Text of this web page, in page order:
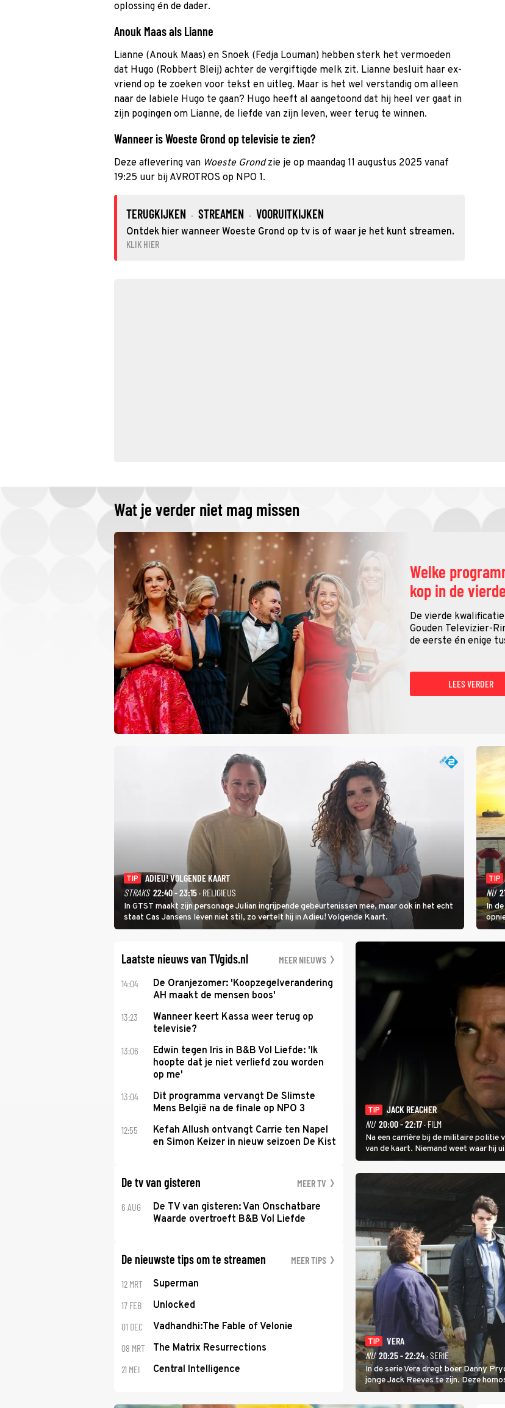
oplossing én de dader.
Anouk Maas als Lianne
Lianne (Anouk Maas) en Snoek (Fedja Louman) hebben sterk het vermoeden
dat Hugo (Robbert Bleij) achter de vergiftigde melk zit. Lianne besluit haar ex-
vriend op te zoeken voor tekst en uitleg. Maar is het wel verstandig om alleen
naar de labiele Hugo te gaan? Hugo heeft al aangetoond dat hij heel ver gaat in
zijn pogingen om Lianne, de liefde van zijn leven, weer terug te winnen.
Wanneer is Woeste Grond op televisie te zien?
Deze aflevering van Woeste Grondzie je op maandag 11 augustus 2025 vanaf
19:25 uur bij AVROTROS op NPO 1.
TERUGKIJKEN · STREAMEN · VOORUITKIJKEN
Ontdek hier wanneer Woeste Grond op tv is of waar je het kunt streamen.
KLIK HIER
Wat je verder niet mag missen
Welke
kop in de
De vierde
Gouden Televizier-
de eerste én enige
LEES VERDER
TIP
ADIEU! VOLGENDE KAART
STRAKS 22:40 - 23:15· RELIGIEUS
In GTST maakt zijn personage Julian ingrijpende gebeurtenissen mee, maar ook in het echt
staat Cas Jansens leven niet stil, zo vertelt hij in Adieu! Volgende Kaart.
TIP
NU
In
Laatste nieuws van TVgids.nl MEER NIEUWS
14:04
De Oranjezomer: 'Koopzegelverandering
AH maakt de mensen boos'
13:23
Wanneer keert Kassa weer terug op
televisie?
13:06
Edwin tegen Iris in B&B Vol Liefde: 'Ik
hoopte dat je niet verliefd zou worden
op me'
13:04
Dit programma vervangt De Slimste
Mens België na de finale op NPO 3
12:55
Kefah Allush ontvangt Carrie ten Napel
en Simon Keizer in nieuw seizoen De Kist
De tv van gisteren MEER TV
6 AUG
De TV van gisteren: Van Onschatbare
Waarde overtroeft B&B Vol Liefde
De nieuwste tips om te streamen MEER TIPS
12 MRT Superman
17 FEB Unlocked
01 DEC Vadhandhi:The Fable of Velonie
08 MRT The Matrix Resurrections
21 MEI Central Intelligence
TIP
JACK REACHER
NU 20:00 - 22:17· FILM
Na een carrière bij de militaire politie
van de kaart. Niemand weet waar hij
hem vraagt.
TIP
VERA
NU 20:25 - 22:24· SERIE
In de serie Vera dregt boer Danny
jonge Jack Reeves te zijn. Deze
familie en verliet het kamp met